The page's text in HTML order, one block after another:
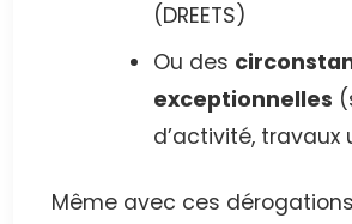
(DREETS)
Ou des
exceptionnelles
d’activité, travaux
Même avec ces